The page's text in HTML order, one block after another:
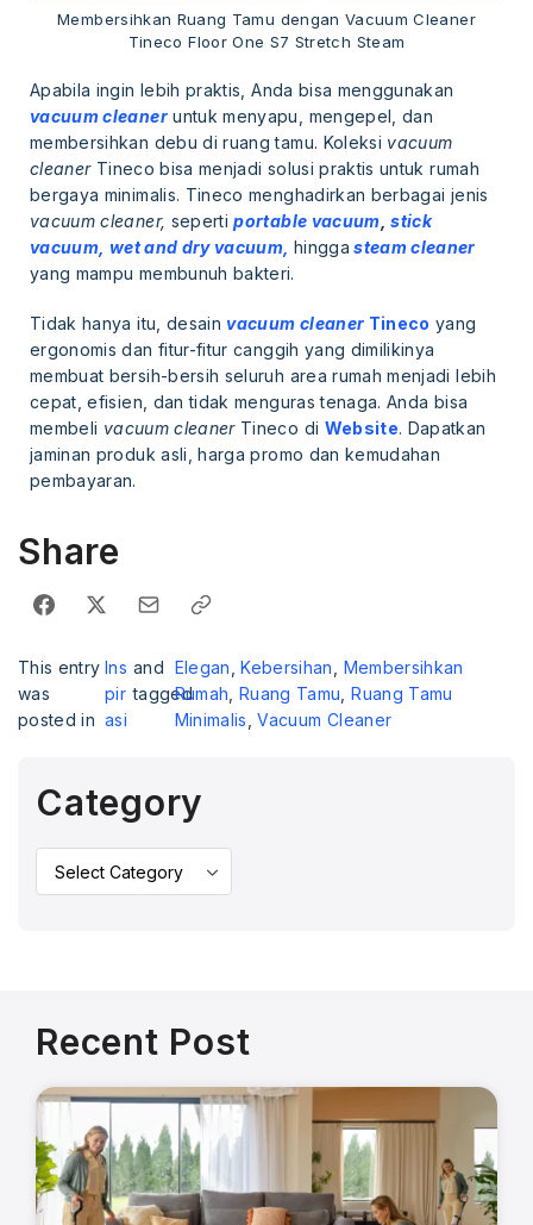
Membersihkan Ruang Tamu dengan Vacuum Cleaner
Tineco Floor One S7 Stretch Steam
Apabila ingin lebih praktis, Anda bisa menggunakan
vacuum cleaner untuk menyapu, mengepel, dan
membersihkan debu di ruang tamu. Koleksi vacuum
cleanerTineco bisa menjadi solusi praktis untuk rumah
bergaya minimalis. Tineco menghadirkan berbagai jenis
vacuum cleaner, sepertiportable vacuum ,stick
vacuum, wet and dry vacuum, hingga steam cleaner
yang mampu membunuh bakteri.
Tidak hanya itu, desain vacuum cleaner Tineco yang
ergonomis dan fitur-fitur canggih yang dimilikinya
membuat bersih-bersih seluruh area rumah menjadi lebih
cepat, efisien, dan tidak menguras tenaga. Anda bisa
membeli vacuum cleanerTineco di Website. Dapatkan
jaminan produk asli, harga promo dan kemudahan
pembayaran.
Share
This entry
was
posted in
Ins
pir
asi
and
tagged
Elegan ,Kebersihan
Membersihkan
Rumah Ruang Tamu ,Ruang Tamu
Minimalis ,Vacuum Cleaner
Category
Recent Post